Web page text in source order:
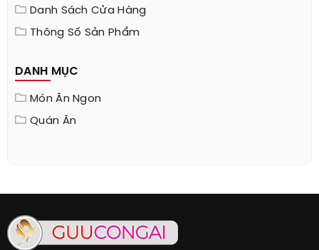
Danh Sách Cửa Hàng
Thông Số Sản Phẩm
DANH MỤC
Món Ăn Ngon
Quán Ăn